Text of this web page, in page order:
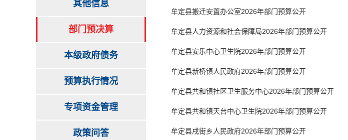
其他信息
部门预决算
本级政府债务
预算执行情况
专项资金管理
政策问答
牟定县搬迁安置办公室2026年部门预算公开
牟定县人力资源和社会保障局2026年部门预算公开
牟定县安乐中心卫生院2026年部门预算公开
牟定县新桥镇人民政府2026年部门预算公开
牟定县共和镇社区卫生服务中心2026年部门预算公开
牟定县共和镇天台中心卫生院2026年部门预算公开
牟定县戌街乡人民政府2026年部门预算公开